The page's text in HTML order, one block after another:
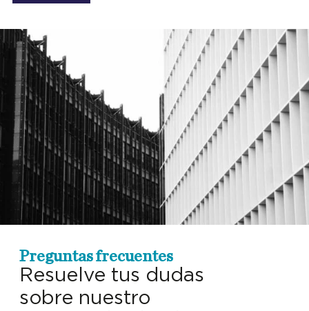
Preguntas frecuentes
Resuelve tus dudas
sobre nuestro